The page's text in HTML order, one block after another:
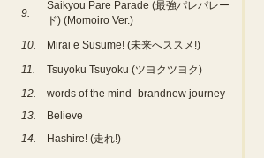
9.
Saikyou Pare Parade (最強パレパレー
ド) (Momoiro Ver.)
10.
Mirai e Susume! (未来へススメ!)
11.
Tsuyoku Tsuyoku (ツヨクツヨク)
12.
words of the mind -brandnew journey-
13.
Believe
14.
Hashire! (走れ!)